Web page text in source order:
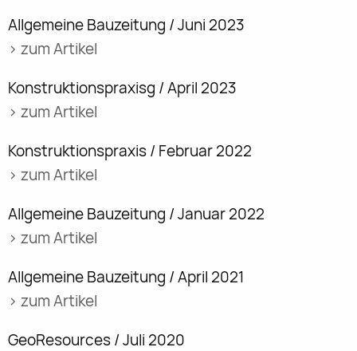
Allgemeine Bauzeitung / Juni 2023
> zum Artikel
Konstruktionspraxisg / April 2023
> zum Artikel
Konstruktionspraxis / Februar 2022
> zum Artikel
Allgemeine Bauzeitung / Januar 2022
> zum Artikel
Allgemeine Bauzeitung / April 2021
> zum Artikel
GeoResources / Juli 2020